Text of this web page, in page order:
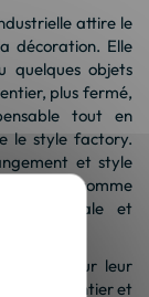
attire le
décoration. Elle
quelques objets
plus fermé,
tout en
le style factory.
et style
L’un comme
conviviale et
pour leur
argentier et